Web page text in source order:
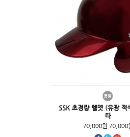
SSK 초경량 헬멧 (유광 적
타
70,000원70,000